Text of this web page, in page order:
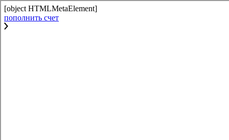
[object HTMLMetaElement]
пополнить счет